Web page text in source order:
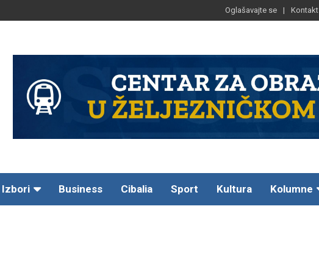
Oglašavajte se Kontakt
Izbori Business Cibalia Sport Kultura Kolumne